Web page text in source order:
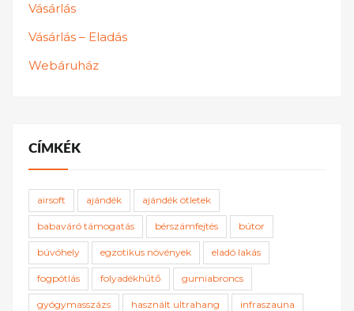
Vásárlás
Vásárlás – Eladás
Webáruház
CÍMKÉK
airsoft ajándék ajándék ötletek
babaváró támogatás bérszámfejtés bútor
búvóhely egzotikus növények eladó lakás
fogpótlás folyadékhűtő gumiabroncs
gyógymasszázs használt ultrahang infraszauna